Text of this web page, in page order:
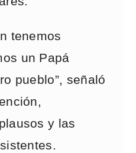
tenemos
un Papá
pueblo”, señaló
y las